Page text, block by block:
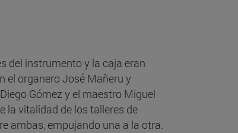
del instrumento y la caja eran
el organero José Mañeru y
Gómez y el maestro Miguel
la vitalidad de los talleres de
ambas, empujando una a la otra.